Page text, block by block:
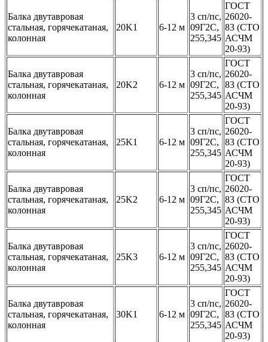
Балка двутавровая
стальная, горячекатаная,
колонная
20K1 6-12 м
3 сп/пс,
09Г2С,
255,345
ГОСТ
26020-
83 (СТО
АСЧМ
20-93)
Балка двутавровая
стальная, горячекатаная,
колонная
20K2 6-12 м
3 сп/пс,
09Г2С,
255,345
ГОСТ
26020-
83 (СТО
АСЧМ
20-93)
Балка двутавровая
стальная, горячекатаная,
колонная
25K1 6-12 м
3 сп/пс,
09Г2С,
255,345
ГОСТ
26020-
83 (СТО
АСЧМ
20-93)
Балка двутавровая
стальная, горячекатаная,
колонная
25K2 6-12 м
3 сп/пс,
09Г2С,
255,345
ГОСТ
26020-
83 (СТО
АСЧМ
20-93)
Балка двутавровая
стальная, горячекатаная,
колонная
25K3 6-12 м
3 сп/пс,
09Г2С,
255,345
ГОСТ
26020-
83 (СТО
АСЧМ
20-93)
Балка двутавровая
стальная, горячекатаная,
колонная
30K1 6-12 м
3 сп/пс,
09Г2С,
255,345
ГОСТ
26020-
83 (СТО
АСЧМ
20-93)